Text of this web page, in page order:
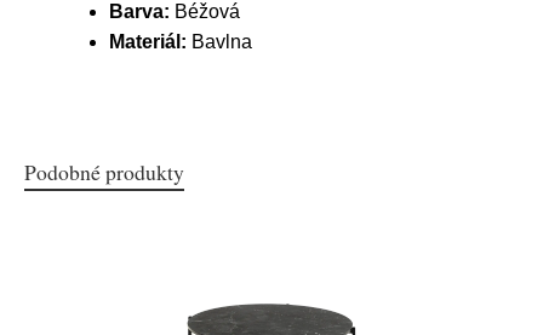
Barva: Béžová
Materiál: Bavlna
Podobné produkty